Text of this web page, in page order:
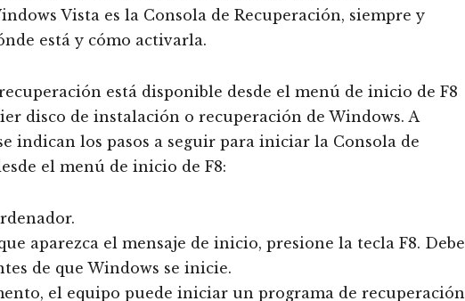
Vista es la Consola de Recuperación, siempre y
está y cómo activarla.
está disponible desde el menú de inicio de F8
disco de instalación o recuperación de Windows. A
indican los pasos a seguir para iniciar la Consola de
el menú de inicio de F8:
aparezca el mensaje de inicio, presione la tecla F8. Debe
de que Windows se inicie.
el equipo puede iniciar un programa de recuperación